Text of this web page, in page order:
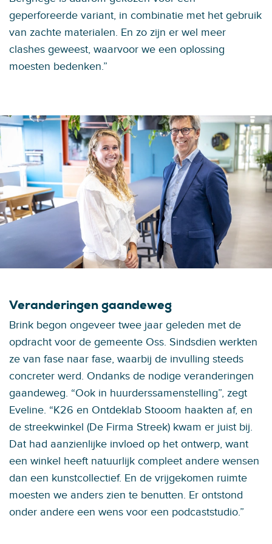
geperforeerde variant, in combinatie met het gebruik
van zachte materialen. En zo zijn er wel meer
clashes geweest, waarvoor we een oplossing
moesten bedenken.”
Veranderingen gaandeweg
Brink begon ongeveer twee jaar geleden met de
opdracht voor de gemeente Oss. Sindsdien werkten
ze van fase naar fase, waarbij de invulling steeds
concreter werd. Ondanks de nodige veranderingen
gaandeweg. “Ook in huurderssamenstelling”, zegt
Eveline. “K26 en Ontdeklab Stooom haakten af, en
de streekwinkel (De Firma Streek) kwam er juist bij.
Dat had aanzienlijke invloed op het ontwerp, want
een winkel heeft natuurlijk compleet andere wensen
dan een kunstcollectief. En de vrijgekomen ruimte
moesten we anders zien te benutten. Er ontstond
onder andere een wens voor een podcaststudio.”